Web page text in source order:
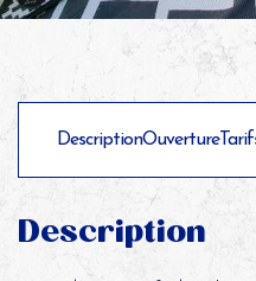
DescriptionOuverture
Description